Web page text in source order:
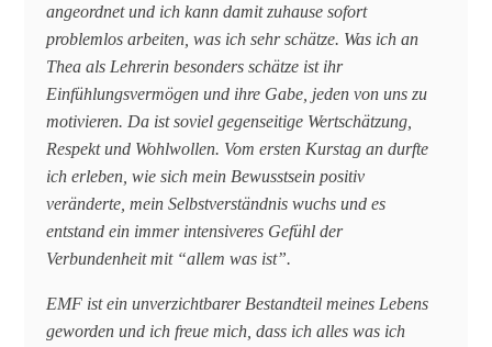
angeordnet und ich kann damit zuhause sofort
problemlos arbeiten, was ich sehr schätze. Was ich an
Thea als Lehrerin besonders schätze ist ihr
Einfühlungsvermögen und ihre Gabe, jeden von uns zu
motivieren. Da ist soviel gegenseitige Wertschätzung,
Respekt und Wohlwollen. Vom ersten Kurstag an durfte
ich erleben, wie sich mein Bewusstsein positiv
veränderte, mein Selbstverständnis wuchs und es
entstand ein immer intensiveres Gefühl der
Verbundenheit mit “allem was ist”.
EMF ist ein unverzichtbarer Bestandteil meines Lebens
geworden und ich freue mich, dass ich alles was ich